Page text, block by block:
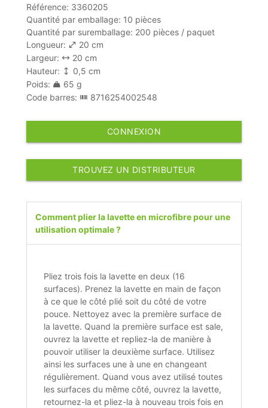
Référence: 3360205
Quantité par emballage: 10 pièces
Quantité par suremballage: 200 pièces / paquet
Longueur:
20 cm
Largeur:
20 cm
Hauteur:
0,5 cm
Poids:
65 g
Code barres:
8716254002548
CONNEXION
TROUVEZ UN DISTRIBUTEUR
Comment plier la lavette en microfibre pour une
utilisation optimale ?
Pliez trois fois la lavette en deux (16
surfaces). Prenez la lavette en main de façon
à ce que le côté plié soit du côté de votre
pouce. Nettoyez avec la première surface de
la lavette. Quand la première surface est sale,
ouvrez la lavette et repliez-la de manière à
pouvoir utiliser la deuxième surface. Utilisez
ainsi les surfaces une à une en changeant
régulièrement. Quand vous avez utilisé toutes
les surfaces du même côté, ouvrez la lavette,
retournez-la et pliez-la à nouveau trois fois en